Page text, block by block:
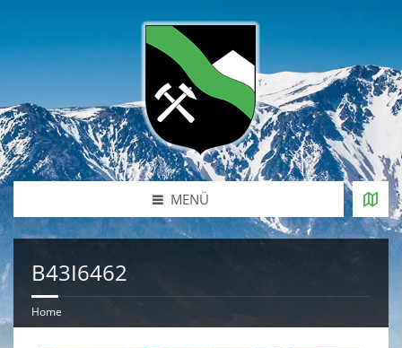
MENÜ
B43I6462
Home